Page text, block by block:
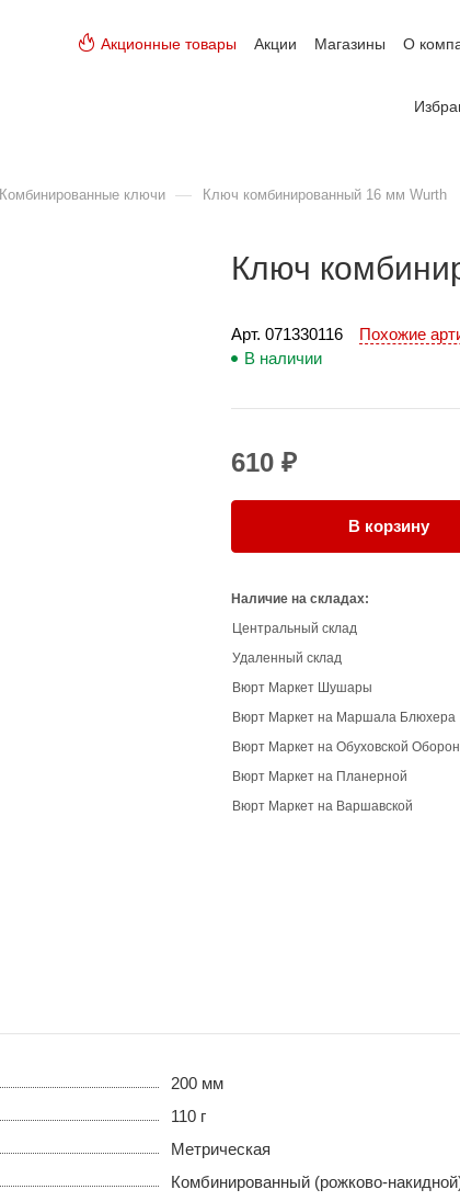
Акционные товары Акции Магазины О
Комбинированные ключи — Ключ комбинированный 16 мм Wurth
Ключ
Арт. 071330116
Похожие
В наличии
610 ₽
В корзину
Наличие на складах:
Центральный склад
Удаленный склад
Вюрт Маркет Шушары
Вюрт Маркет на Маршала Блюхера
Вюрт Маркет на Обуховской
Вюрт Маркет на Планерной
Вюрт Маркет на Варшавской
200 мм
110 г
Метрическая
Комбинированный (рожково-